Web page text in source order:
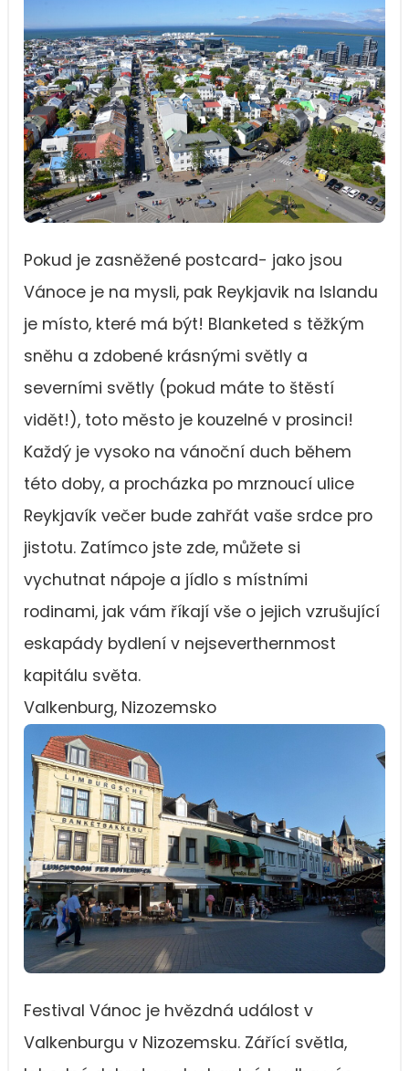
Pokud je zasněžené postcard- jako jsou
Vánoce je na mysli, pak Reykjavik na Islandu
je místo, které má být! Blanketed s těžkým
sněhu a zdobené krásnými světly a
severními světly (pokud máte to štěstí
vidět!), toto město je kouzelné v prosinci!
Každý je vysoko na vánoční duch během
této doby, a procházka po mrznoucí ulice
Reykjavík večer bude zahřát vaše srdce pro
jistotu. Zatímco jste zde, můžete si
vychutnat nápoje a jídlo s místními
rodinami, jak vám říkají vše o jejich vzrušující
eskapády bydlení v nejseverthernmost
kapitálu světa.
Valkenburg, Nizozemsko
Festival Vánoc je hvězdná událost v
Valkenburgu v Nizozemsku. Zářící světla,